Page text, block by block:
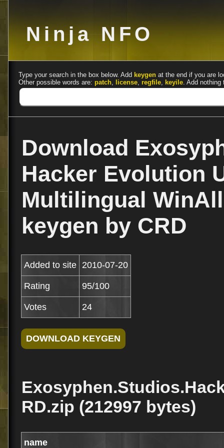
Ninja NFO
Type your search in the box below. Add keygen at the end if you are
Other possible words are: patch, license, regfile, keyile. Add nothing
Download
Hacker Evolution
Multilingual
keygen by CRD
Added to site 2010-07-20
Rating 95/100
Votes 24
RD.zip (212997 bytes)
name